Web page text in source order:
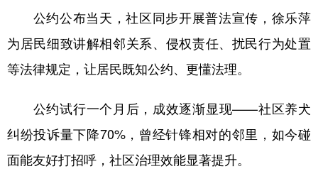
公约公布当天，社区同步开展普法宣传，徐乐萍
为居民细致讲解相邻关系、侵权责任、扰民行为处置
等法律规定，让居民既知公约、更懂法理。
公约试行一个月后，成效逐渐显现——社区养犬
纠纷投诉量下降70%，曾经针锋相对的邻里，如今碰
面能友好打招呼，社区治理效能显著提升。